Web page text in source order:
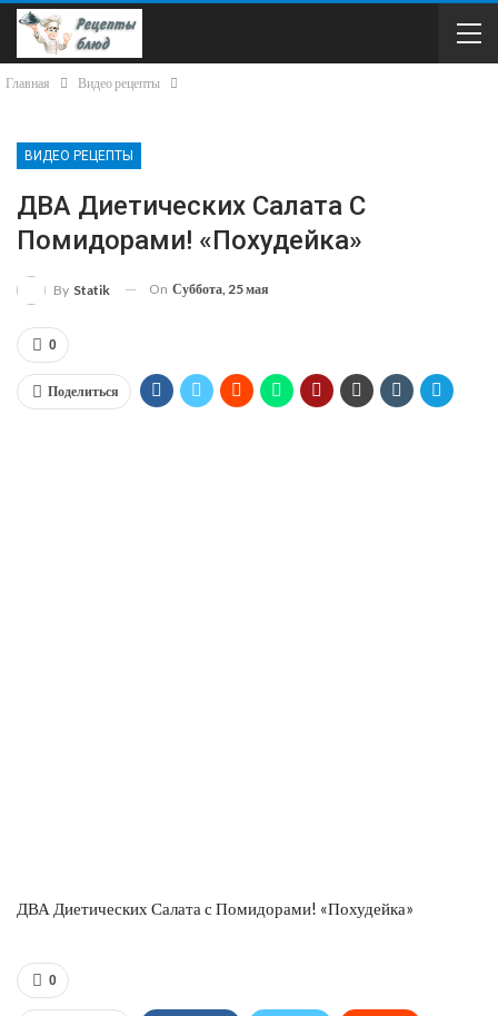
Главная Видео рецепты
ВИДЕО РЕЦЕПТЫ
ДВА Диетических Салата С
Помидорами! «Похудейка»
By Statik On Суббота, 25 мая
0
Поделиться
ДВА Диетических Салата с Помидорами! «Похудейка»
0